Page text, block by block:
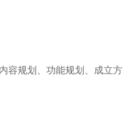
容规划、功能规划、成立方